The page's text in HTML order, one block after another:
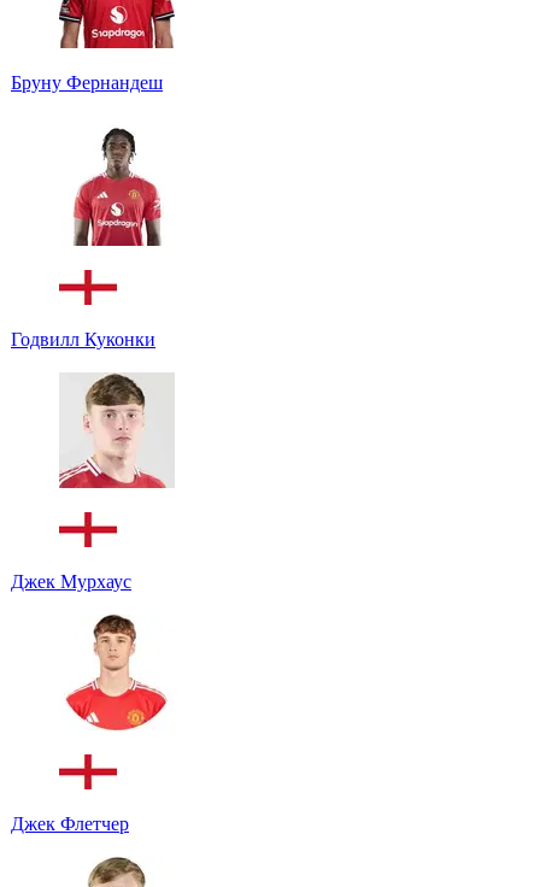
Бруну Фернандеш
Годвилл Куконки
Джек Мурхаус
Джек Флетчер